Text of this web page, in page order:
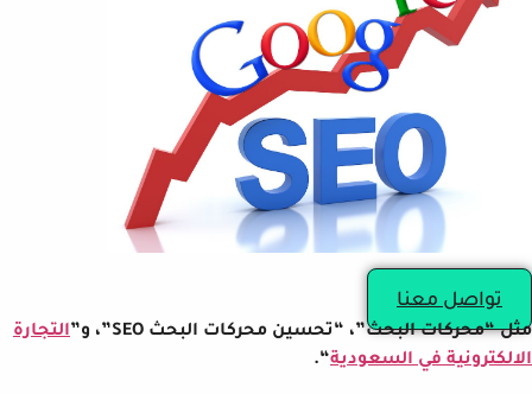
تواصل معنا
مثل “محركات البحث”، “تحسين محركات البحث SEO”، و”
التجارة
الالكترونية في السعودية“.